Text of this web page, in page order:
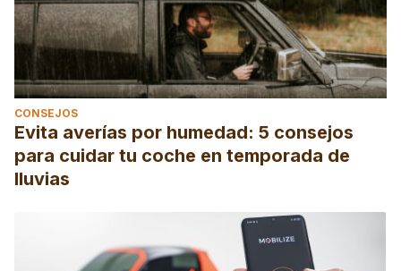
CONSEJOS
Evita averías por humedad: 5 consejos
para cuidar tu coche en temporada de
lluvias